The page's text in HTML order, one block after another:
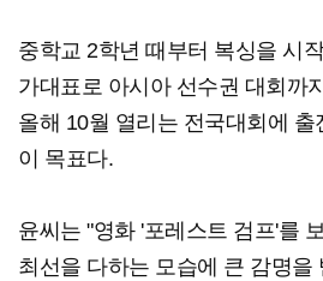
중학교 2학년 때부터 복싱을 시
가대표로 아시아 선수권 대회까
올해 10월 열리는 전국대회에
이 목표다.
윤씨는 "영화 '포레스트 검프'를
최선을 다하는 모습에 큰 감명을